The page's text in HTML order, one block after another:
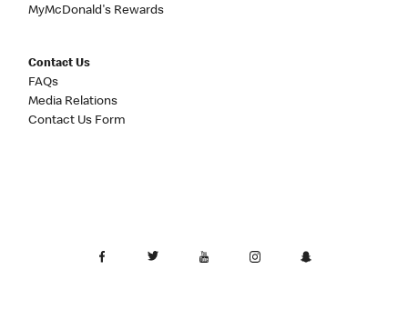
MyMcDonald's Rewards
Contact Us
FAQs
Media Relations
Contact Us Form